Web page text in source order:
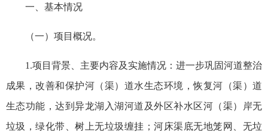
一、基本情况
（一）项目概况。
1.项目背景、主要内容及实施情况：进一步巩固河道整治
成果，改善和保护河（渠）道水生态环境，恢复河（渠）道
生态功能，达到异龙湖入湖河道及外区补水区河（渠）岸无
垃圾，绿化带、树上无垃圾缠挂；河床渠底无地笼网、无垃